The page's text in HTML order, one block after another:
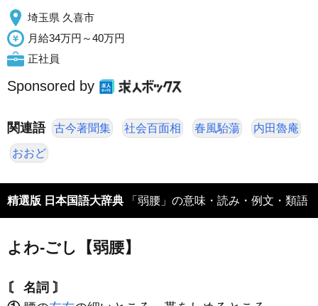
埼玉県 久喜市
月給34万円～40万円
正社員
Sponsored by
関連語 古今著聞集 社会百面相 春風駘蕩 内田魯庵
おおど
精選版 日本国語大辞典 「弱腰」の意味・読み・例文・類語
よわ‐ごし【弱腰】
〘 名詞 〙